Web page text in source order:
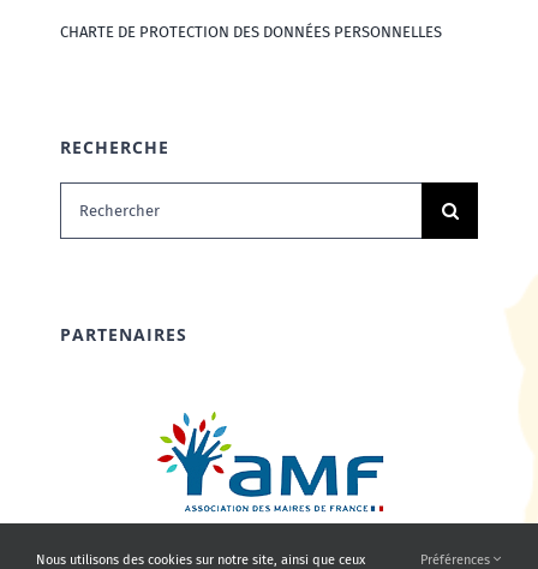
CHARTE DE PROTECTION DES DONNÉES PERSONNELLES
RECHERCHE
Rechercher:
PARTENAIRES
Nous utilisons des cookies sur notre site, ainsi que ceux Préférences